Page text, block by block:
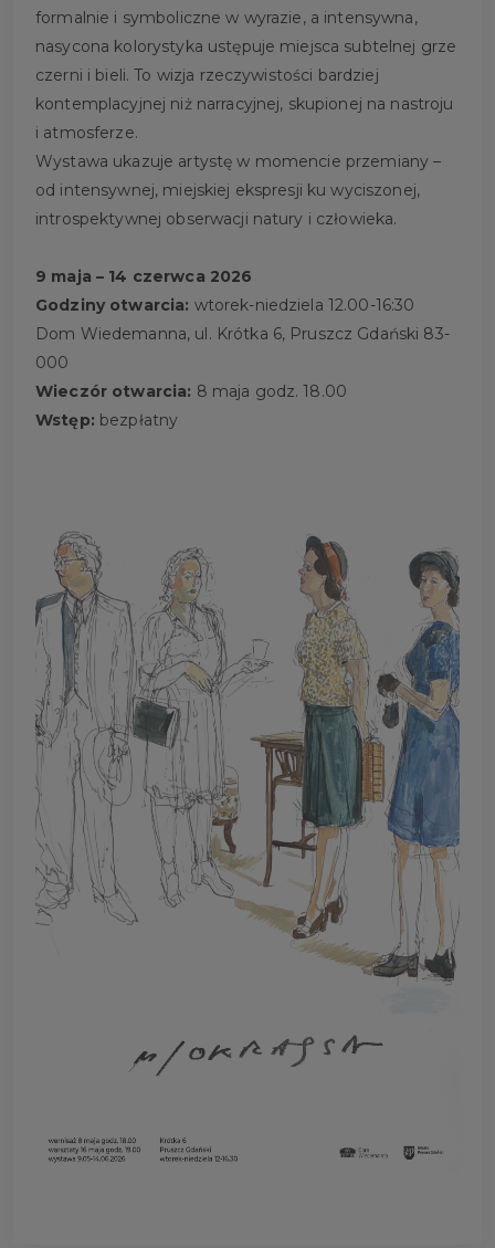
formalnie i symboliczne w wyrazie, a intensywna,
nasycona kolorystyka ustępuje miejsca subtelnej grze
czerni i bieli. To wizja rzeczywistości bardziej
kontemplacyjnej niż narracyjnej, skupionej na nastroju
i atmosferze.
Wystawa ukazuje artystę w momencie przemiany –
od intensywnej, miejskiej ekspresji ku wyciszonej,
introspektywnej obserwacji natury i człowieka.
9 maja – 14 czerwca 2026
Godziny otwarcia: wtorek-niedziela 12.00-16:30
Dom Wiedemanna, ul. Krótka 6, Pruszcz Gdański 83-
000
Wieczór otwarcia: 8 maja godz. 18.00
Wstęp: bezpłatny